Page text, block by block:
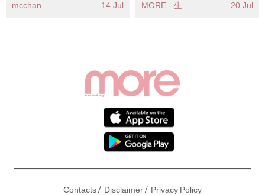
脫髮壓力掉髮 附懶人食
mcchan 14 Jul
發紅色暴雨警告信號市
MORE - 生活品味 20 Jul
Contacts/ Disclaimer/ Privacy Policy